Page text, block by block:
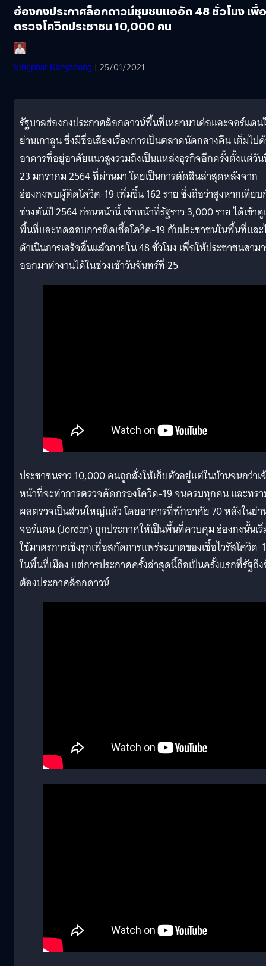
ฮ่องกงประกาศล็อกดาวน์ชุมชนแออัด 48 ชั่วโมง เพื่อ
ตรวจโควิดประชาชน 10,000 คน
Vinijphat Kanyapong | 25/01/2021
รัฐบาลฮ่องกงประกาศล็อกดาวน์พื้นที่เหยามาเด่อและจอร์แดน
ย่านเกาลูน ซึ่งมีชื่อเสียงเรื่องการเป็นตลาดนัดกลางคืน เต็มไป
อาคารที่อยู่อาศัยแนวสูงรวมถึงเป็นแหล่งธุรกิจอีกครั้งตั้งแต่วั
23 มกราคม 2564 ที่ผ่านมา โดยเป็นการตัดสินล่าสุดหลังจาก
ฮ่องกงพบผู้ติดโควิด-19 เพิ่มขึ้น 162 ราย ซึ่งถือว่าสูงหากเทีย
ช่วงต้นปี 2564 ก่อนหน้านี้ เจ้าหน้าที่รัฐราว 3,000 ราย ได้เข้า
พื้นที่และทดสอบการติดเชื้อโควิด-19 กับประชาชนในพื้นที่แล
ดำเนินการเสร็จสิ้นแล้วภายใน 48 ชั่วโมง เพื่อให้ประชาชนสาม
ออกมาทำงานได้ในช่วงเช้าวันจันทร์ที่ 25
ประชาชนราว 10,000 คนถูกสั่งให้เก็บตัวอยู่แต่ในบ้านจนกว่าเ
หน้าที่จะทำการตรวจคัดกรองโควิด-19 จนครบทุกคน และทร
ผลตรวจเป็นส่วนใหญ่แล้ว โดยอาคารที่พักอาศัย 70 หลังในย่า
จอร์แดน (Jordan) ถูกประกาศให้เป็นพื้นที่ควบคุม ฮ่องกงนั้นเ
ใช้มาตรการเชิงรุกเพื่อสกัดการแพร่ระบาดของเชื้อไวรัสโควิด-
ในพื้นที่เมือง แต่การประกาศครั้งล่าสุดนี้ถือเป็นครั้งแรกที่รัฐถึ
ต้องประกาศล็อกดาวน์